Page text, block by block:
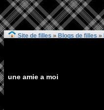
Site de filles » Blogs de filles »
une amie a moi